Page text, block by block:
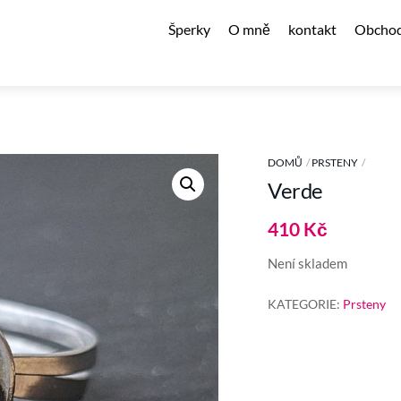
Šperky O mně kontakt
DOMŮ PRSTENY
Verde
410 Kč
Není skladem
KATEGORIE: Prsteny